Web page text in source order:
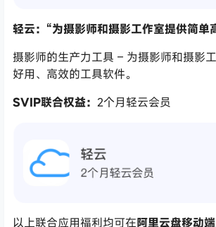
轻云：“为摄影师和摄影工作室提供简单
摄影师的生产力工具 – 为摄影师和摄影
好用、高效的工具软件。
SVIP联合权益： 2个月轻云会员
以上联合应用福利均可在阿里云盘移动